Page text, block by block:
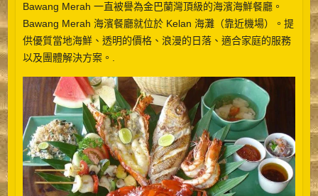
Bawang Merah 一直被譽為金巴蘭灣頂級的海濱海鮮餐廳。
Bawang Merah 海濱餐廳就位於 Kelan 海灘（靠近機場）。提
供優質當地海鮮、透明的價格、浪漫的日落、適合家庭的服務
以及團體解決方案。.